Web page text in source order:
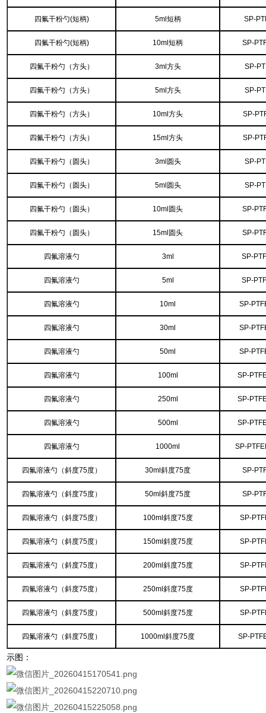
四氟干粉勺(短柄) 5ml短柄 SP-
四氟干粉勺(短柄) 10ml短柄 SP-
四氟干粉勺（方头） 3ml方头 SP-
四氟干粉勺（方头） 5ml方头 SP-
四氟干粉勺（方头） 10ml方头 SP-
四氟干粉勺（方头） 15ml方头 SP-
四氟干粉勺（圆头） 3ml圆头 SP-
四氟干粉勺（圆头） 5ml圆头 SP-
四氟干粉勺（圆头） 10ml圆头 SP-
四氟干粉勺（圆头） 15ml圆头 SP-
四氟溶液勺 3ml SP-
四氟溶液勺 5ml SP-
四氟溶液勺 10ml SP-
四氟溶液勺 30ml SP-
四氟溶液勺 50ml SP-
四氟溶液勺 100ml SP-
四氟溶液勺 250ml SP-
四氟溶液勺 500ml SP-
四氟溶液勺 1000ml SP-
四氟溶液勺（斜度75度） 30ml斜度75度 SP-
四氟溶液勺（斜度75度） 50ml斜度75度 SP-
四氟溶液勺（斜度75度） 100ml斜度75度 SP-
四氟溶液勺（斜度75度） 150ml斜度75度 SP-
四氟溶液勺（斜度75度） 200ml斜度75度 SP-
四氟溶液勺（斜度75度） 250ml斜度75度 SP-
四氟溶液勺（斜度75度） 500ml斜度75度 SP-
四氟溶液勺（斜度75度） 1000ml斜度75度 SP-
示图：